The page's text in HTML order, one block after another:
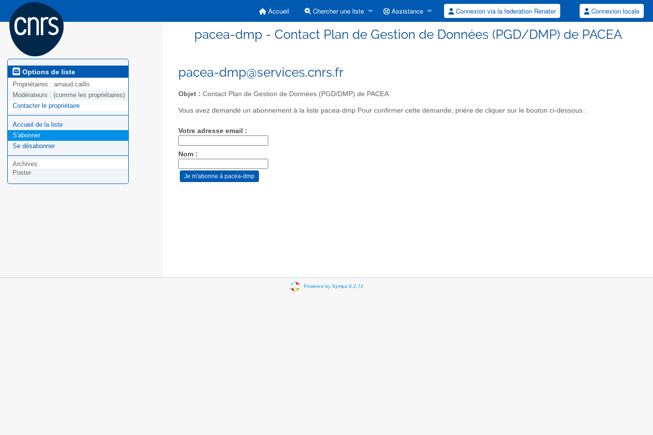
Accueil Chercher une liste Assistance Connexion via la federation Renater Connexion locale
pacea-dmp - Contact Plan de Gestion de Données (PGD/DMP) de PACEA
Options de liste
Propriétaires : arnaud.caillo
Modérateurs : (comme les propriétaires)
Contacter le propriétaire
Accueil de la liste
S'abonner
Se désabonner
Archives
Poster
pacea-dmp@services.cnrs.fr
Objet : Contact Plan de Gestion de Données (PGD/DMP) de PACEA
Vous avez demandé un abonnement à la liste pacea-dmp Pour confirmer cette demande, prière de cliquer sur le bouton ci-dessous :
Votre adresse email :
Nom :
Powered by Sympa 6.2.72